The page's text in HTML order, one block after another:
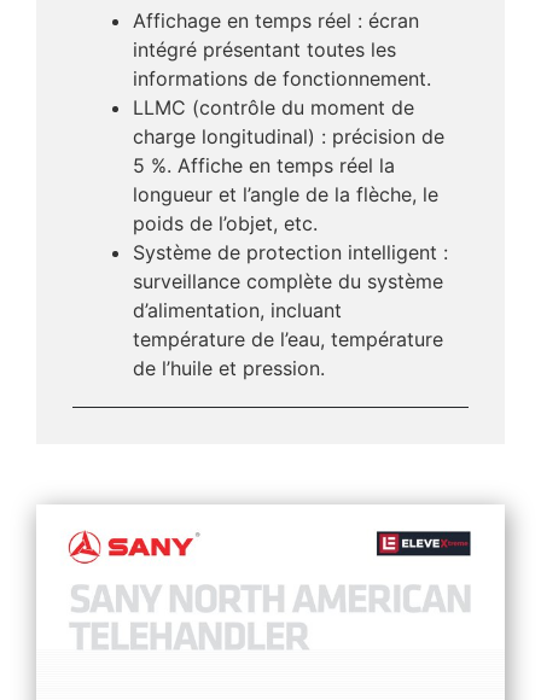
Affichage en temps réel : écran
intégré présentant toutes les
informations de fonctionnement.
LLMC (contrôle du moment de
charge longitudinal) : précision de
5 %. Affiche en temps réel la
longueur et l’angle de la flèche, le
poids de l’objet, etc.
Système de protection intelligent :
surveillance complète du système
d’alimentation, incluant
température de l’eau, température
de l’huile et pression.